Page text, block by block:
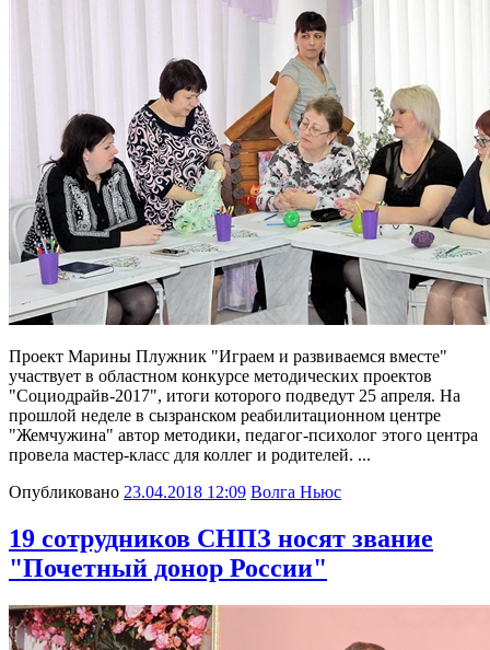
Проект Марины Плужник "Играем и развиваемся вместе"
участвует в областном конкурсе методических проектов
"Социодрайв-2017", итоги которого подведут 25 апреля. На
прошлой неделе в сызранском реабилитационном центре
"Жемчужина" автор методики, педагог-психолог этого центра
провела мастер-класс для коллег и родителей. ...
Опубликовано 23.04.2018 12:09 Волга Ньюс
19 сотрудников СНПЗ носят звание
"Почетный донор России"